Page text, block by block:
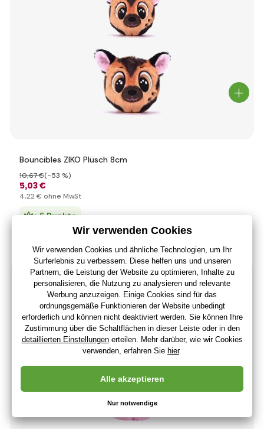
Bouncibles ZIKO Plüsch 8cm
5,03 €
10,67 €(-53 %)
4,22 € ohne MwSt
+ 5 Punkte
-53%